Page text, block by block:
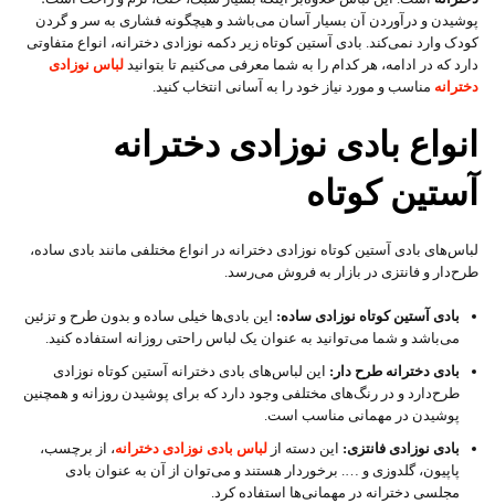
پوشیدن و درآوردن آن بسیار آسان می‌باشد و هیچگونه فشاری به سر و گردن
کودک وارد نمی‌کند. بادی آستین کوتاه زیر دکمه نوزادی دخترانه، انواع متفاوتی
دارد که در ادامه، هر کدام را به شما معرفی می‌کنیم تا بتوانید لباس نوزادی
دخترانه مناسب و مورد نیاز خود را به آسانی انتخاب کنید.
انواع بادی نوزادی دخترانه
آستین کوتاه
لباس‌های بادی‌ آستین کوتاه نوزادی دخترانه در انواع مختلفی مانند بادی ساده،
طرح‌دار و فانتزی در بازار به فروش می‌رسد.
بادی آستین کوتاه نوزادی ساده: این بادی‌ها خیلی ساده و بدون طرح و تزئین
می‌باشد و شما می‌توانید به عنوان یک لباس راحتی روزانه استفاده کنید.
بادی دخترانه طرح دار: این لباس‌های بادی‌ دخترانه آستین کوتاه نوزادی
طرح‌دارد و در رنگ‌های مختلفی وجود دارد که برای پوشیدن روزانه و همچنین
پوشیدن در مهمانی مناسب است.
بادی نوزادی فانتزی: این دسته از لباس بادی نوزادی دخترانه، از برچسب،
پاپیون، گلدوزی و …. برخوردار هستند و می‌توان از آن به عنوان بادی
مجلسی دخترانه در مهمانی‌ها استفاده کرد.